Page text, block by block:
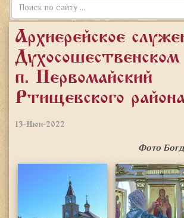
Архиерейское
п. Первомайский
Ртищевского
13-Июн-2022
Фото